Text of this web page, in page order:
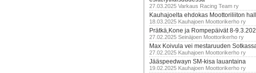
27.03.2025 Varkaus Racing Team ry
Kauhajoelta ehdokas Moottoriliiton
18.03.2025 Kauhajoen Moottorikerho ry
Prätkä,Kone ja Rompepäivät 8-
27.02.2025 Seinäjoen Moottorikerho ry
Max Koivula vei mestaruuden
27.02.2025 Kauhajoen Moottorikerho ry
Jääspeedwayn SM-kisa lauantaina
19.02.2025 Kauhajoen Moottorikerho ry